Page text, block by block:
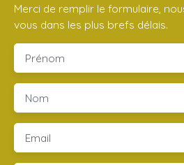
Merci de remplir le formulaire,
vous dans les plus brefs délais.
Prénom
Nom
Email